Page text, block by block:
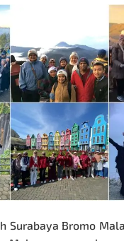
Surabaya Bromo